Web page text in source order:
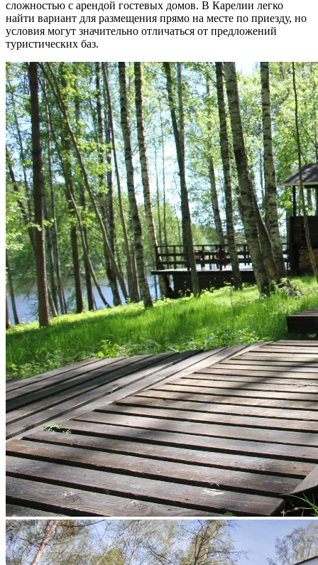
сложностью с арендой гостевых домов. В Карелии легко
найти вариант для размещения прямо на месте по приезду, но
условия могут значительно отличаться от предложений
туристических баз.